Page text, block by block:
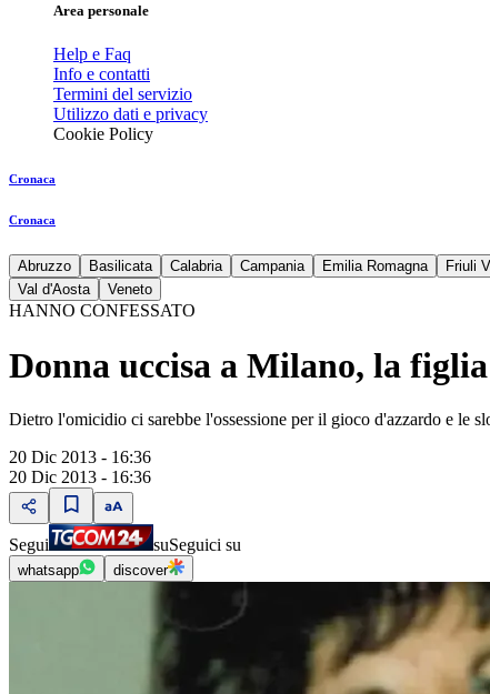
Area personale
Help e Faq
Info e contatti
Termini del servizio
Utilizzo dati e privacy
Cookie Policy
Cronaca
Cronaca
Abruzzo Basilicata Calabria Campania Emilia Romagna Friuli
Val d'Aosta
Veneto
HANNO CONFESSATO
Donna uccisa a Milano, la
Dietro l'omicidio ci sarebbe l'ossessione per il gioco d'azzardo e le
20 Dic 2013 - 16:36
20 Dic 2013 - 16:36
Segui suSeguici su
whatsapp discover